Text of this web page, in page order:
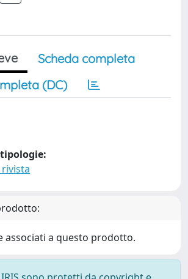
Scheda completa
(DC)
associati a questo prodotto.